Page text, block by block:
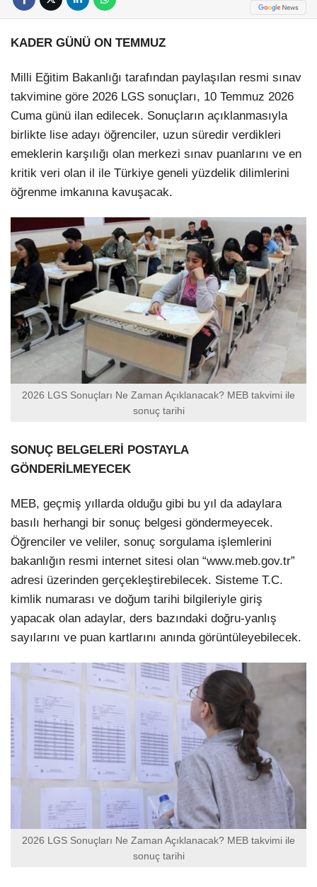
KADER GÜNÜ ON TEMMUZ
Milli Eğitim Bakanlığı tarafından paylaşılan resmi sınav
takvimine göre 2026 LGS sonuçları, 10 Temmuz 2026
Cuma günü ilan edilecek. Sonuçların açıklanmasıyla
birlikte lise adayı öğrenciler, uzun süredir verdikleri
emeklerin karşılığı olan merkezi sınav puanlarını ve en
kritik veri olan il ile Türkiye geneli yüzdelik dilimlerini
öğrenme imkanına kavuşacak.
2026 LGS Sonuçları Ne Zaman Açıklanacak? MEB takvimi ile
sonuç tarihi
SONUÇ BELGELERİ POSTAYLA
GÖNDERİLMEYECEK
MEB, geçmiş yıllarda olduğu gibi bu yıl da adaylara
basılı herhangi bir sonuç belgesi göndermeyecek.
Öğrenciler ve veliler, sonuç sorgulama işlemlerini
bakanlığın resmi internet sitesi olan “www.meb.gov.tr”
adresi üzerinden gerçekleştirebilecek. Sisteme T.C.
kimlik numarası ve doğum tarihi bilgileriyle giriş
yapacak olan adaylar, ders bazındaki doğru-yanlış
sayılarını ve puan kartlarını anında görüntüleyebilecek.
2026 LGS Sonuçları Ne Zaman Açıklanacak? MEB takvimi ile
sonuç tarihi